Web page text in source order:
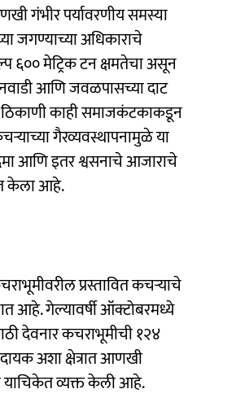
गंभीर पर्यावरणीय समस्या
जगण्याच्या अधिकाराचे
६०० मेट्रिक टन क्षमतेचा असून
आणि जवळपासच्या दाट
ठिकाणी काही समाजकंटकाकडून
गैरव्यवस्थापनामुळे या
आणि इतर श्वसनाचे आजाराचे
केला आहे.
प्रस्तावित कचऱ्याचे
आहे. गेल्यावर्षी ऑक्टोबरमध्ये
देवनार कचराभूमीची १२४
अशा क्षेत्रात आणखी
याचिकेत व्यक्त केली आहे.